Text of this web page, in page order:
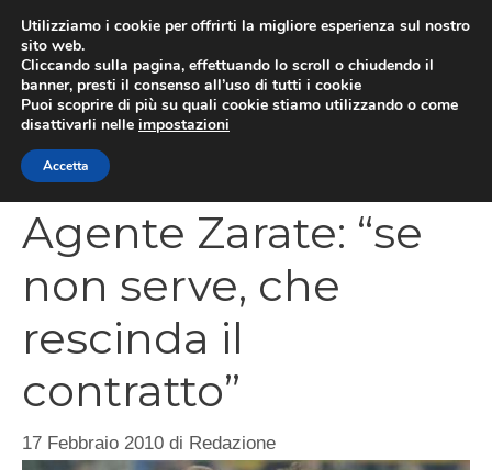
contenuto
Agente Zarate: “se
non serve, che
rescinda il
contratto”
17 Febbraio 2010 di Redazione
Utilizziamo i cookie per offrirti la migliore esperienza sul nostro
sito web.
Cliccando sulla pagina, effettuando lo scroll o chiudendo il
banner, presti il consenso all’uso di tutti i cookie
Puoi scoprire di più su quali cookie stiamo utilizzando o come
disattivarli nelle impostazioni
Accetta